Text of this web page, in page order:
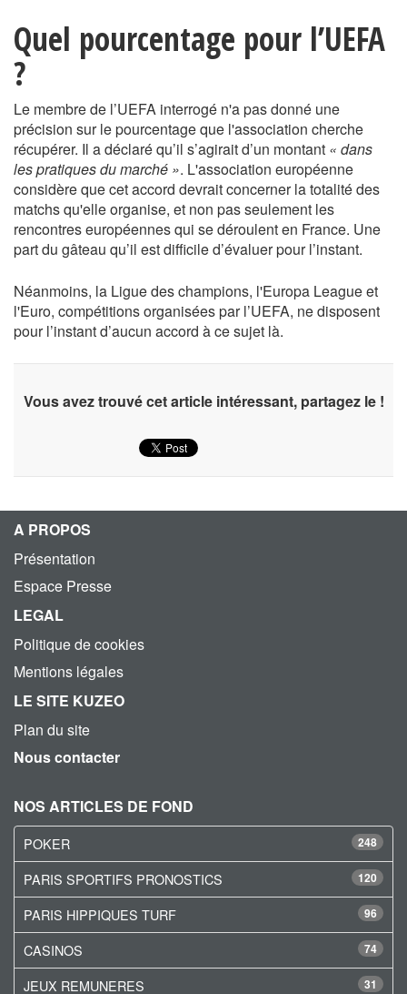
Quel pourcentage pour l’UEFA
?
Le membre de l’UEFA interrogé n'a pas donné une
précision sur le pourcentage que l'association cherche
récupérer. Il a déclaré qu’il s’agirait d’un montant « dans
les pratiques du marché ». L'association européenne
considère que cet accord devrait concerner la totalité des
matchs qu'elle organise, et non pas seulement les
rencontres européennes qui se déroulent en France. Une
part du gâteau qu’il est difficile d’évaluer pour l’instant.
Néanmoins, la Ligue des champions, l'Europa League et
l'Euro, compétitions organisées par l’UEFA, ne disposent
pour l’instant d’aucun accord à ce sujet là.
Vous avez trouvé cet article intéressant, partagez le !
A PROPOS
Présentation
Espace Presse
LEGAL
Politique de cookies
Mentions légales
LE SITE KUZEO
Plan du site
Nous contacter
NOS ARTICLES DE FOND
248
POKER
120
PARIS SPORTIFS PRONOSTICS
96
PARIS HIPPIQUES TURF
74
CASINOS
31
JEUX REMUNERES